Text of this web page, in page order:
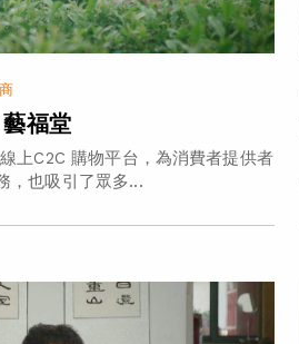
福堂
上C2C 購物平台，為消費者提供者
，也吸引了眾多...